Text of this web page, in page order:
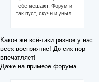
тебе мешают. Форум и
так пуст, скучн и уныл.
Какое же всё-таки разное у нас
всех восприятие! До сих пор
впечатляет!
Даже на примере форума.